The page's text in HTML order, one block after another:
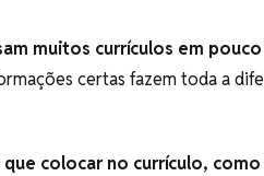
muitos currículos em
certas fazem toda a
que colocar no currículo,